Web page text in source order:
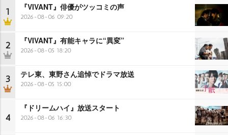
1 『VIVANT』俳優がツッコミの声
2026-08-06 09:20
2 『VIVANT』有能キャラに“異変”
2026-08-05 18:20
3 テレ東、東野さん追悼でドラマ放送
2026-08-05 15:00
4
『ドリームハイ』放送スタート
2026-08-06 16:30